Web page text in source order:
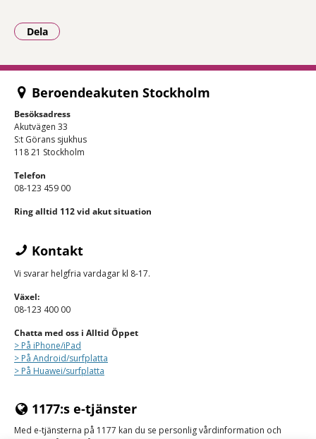
Dela
- Klicka för att öppna delningsalternativ.
Beroendeakuten Stockholm
Besöksadress
Akutvägen 33
S:t Görans sjukhus
118 21 Stockholm
Telefon
08-123 459 00
Ring alltid 112 vid akut situation
Kontakt
Vi svarar helgfria vardagar kl 8-17.
Växel:
08-123 400 00
Chatta med oss i Alltid Öppet
> På iPhone/iPad
> På Android/surfplatta
> På Huawei/surfplatta
1177:s e-tjänster
Med e-tjänsterna på 1177 kan du se personlig vårdinformation och